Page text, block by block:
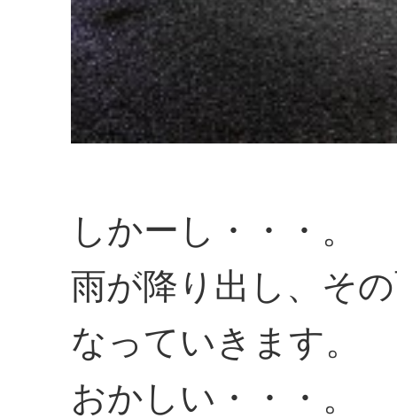
しかーし・・・。
雨が降り出し、そ
なっていきます。
おかしい・・・。